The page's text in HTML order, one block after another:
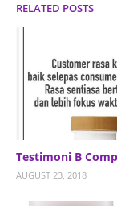
RELATED POSTS
Testimoni B
AUGUST 23, 2018